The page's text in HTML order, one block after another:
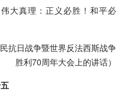
大真理：正义必胜！和平必
抗日战争暨世界反法西斯战争
胜利70周年大会上的讲话）